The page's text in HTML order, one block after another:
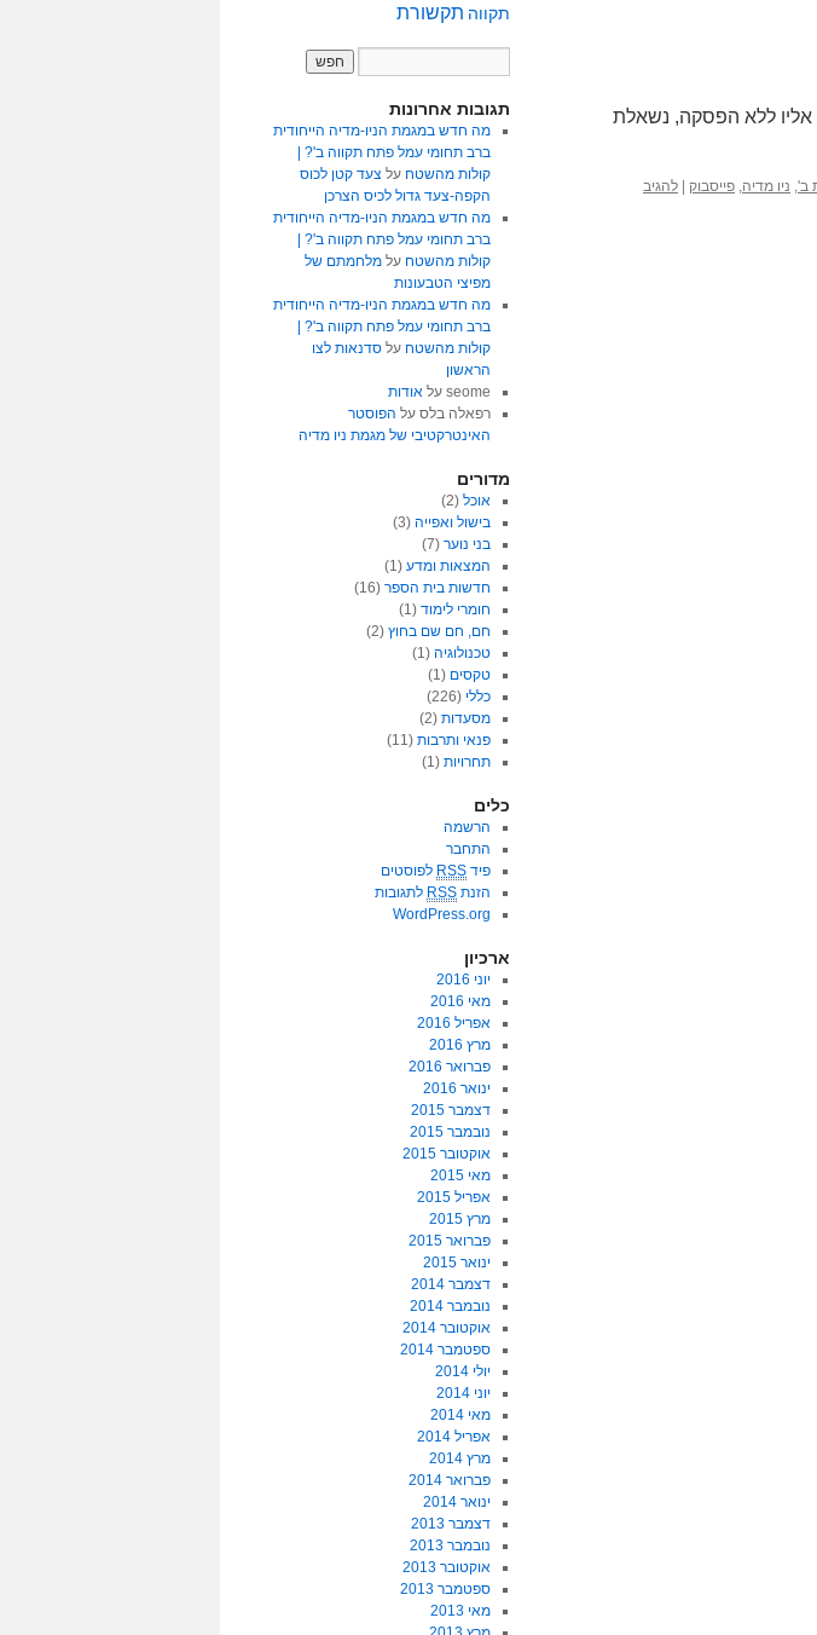
אליו ללא הפסקה, נשאלת
ב', ניו מדיה, פייסבוק להגיב
תקווה תקשורת
תגובות אחרונות
מה חדש במגמת הניו-מדיה הייחודית
ברב תחומי עמל פתח תקווה ב'? |
קולות מהשטח על צעד קטן לכוס
הקפה-צעד גדול לכיס הצרכן
מה חדש במגמת הניו-מדיה הייחודית
ברב תחומי עמל פתח תקווה ב'? |
קולות מהשטח על מלחמתם של
מפיצי הטבעונות
מה חדש במגמת הניו-מדיה הייחודית
ברב תחומי עמל פתח תקווה ב'? |
קולות מהשטח על סדנאות לצו
הראשון
seomeעל אודות
רפאלה בלסעל הפוסטר
האינטרקטיבי של מגמת ניו מדיה
מדורים
אוכל(2)
בישול ואפייה(3)
בני נוער(7)
המצאות ומדע(1)
חדשות בית הספר(16)
חומרי לימוד(1)
חם, חם שם בחוץ(2)
טכנולוגיה(1)
טקסים (1)
כללי (226)
מסעדות(2)
פנאי ותרבות(11)
תחרויות(1)
כלים
הרשמה
התחבר
פיד RSS לפוסטים
הזנת RSS לתגובות
WordPress.org
ארכיון
יוני 2016
מאי 2016
אפריל 2016
מרץ 2016
פברואר 2016
ינואר 2016
דצמבר 2015
נובמבר 2015
אוקטובר 2015
מאי 2015
אפריל 2015
מרץ 2015
פברואר 2015
ינואר 2015
דצמבר 2014
נובמבר 2014
אוקטובר 2014
ספטמבר 2014
יולי 2014
יוני 2014
מאי 2014
אפריל 2014
מרץ 2014
פברואר 2014
ינואר 2014
דצמבר 2013
נובמבר 2013
אוקטובר 2013
ספטמבר 2013
מאי 2013